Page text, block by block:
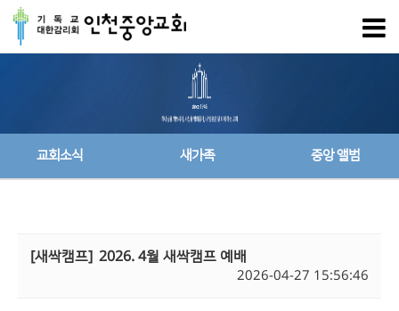
교회소식 새가족 중앙 앨범
[새싹캠프] 2026. 4월 새싹캠프 예배
2026-04-27 15:56:46